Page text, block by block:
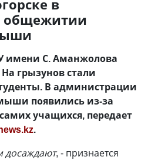
в
общежитии
имени С. Аманжолова
грызунов стали
В администрации
появились из-за
учащихся, передает
.
досаждают, - признается